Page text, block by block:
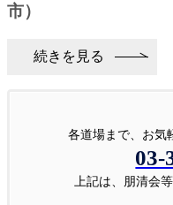
市）
続きを見る
各道場まで、お気
03-
上記は、朋清会